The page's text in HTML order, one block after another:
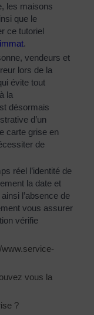
les maisons
que le
ce tutoriel
.
vendeurs et
lors de la
évite tout
la
désormais
d’un
carte grise en
de
réel l’identité de
la date et
l’absence de
vous assurer
vérifie
www.service-
vous la
?